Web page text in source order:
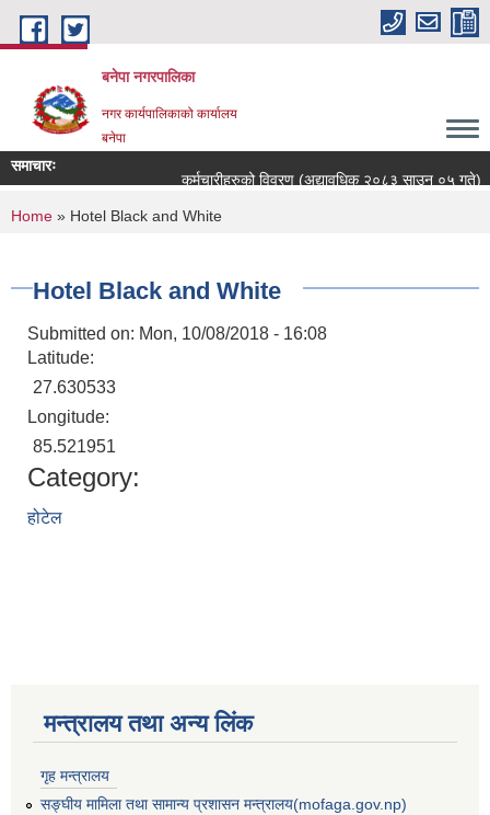
Skip to main content
बनेपा नगरपालिका
नगर कार्यपालिकाको कार्यालय
बनेपा
समाचारः
कर्मचारीहरुको विवरण (अद्यावधिक २०८३ साउन ०५ गते)
You are here
Home » Hotel Black and White
Hotel Black and White
Submitted on: Mon, 10/08/2018 - 16:08
Latitude:
27.630533
Longitude:
85.521951
Category:
होटेल
मन्त्रालय तथा अन्य लिंक
गृह मन्त्रालय
सङ्घीय मामिला तथा सामान्य प्रशासन मन्त्रालय(mofaga.gov.np)